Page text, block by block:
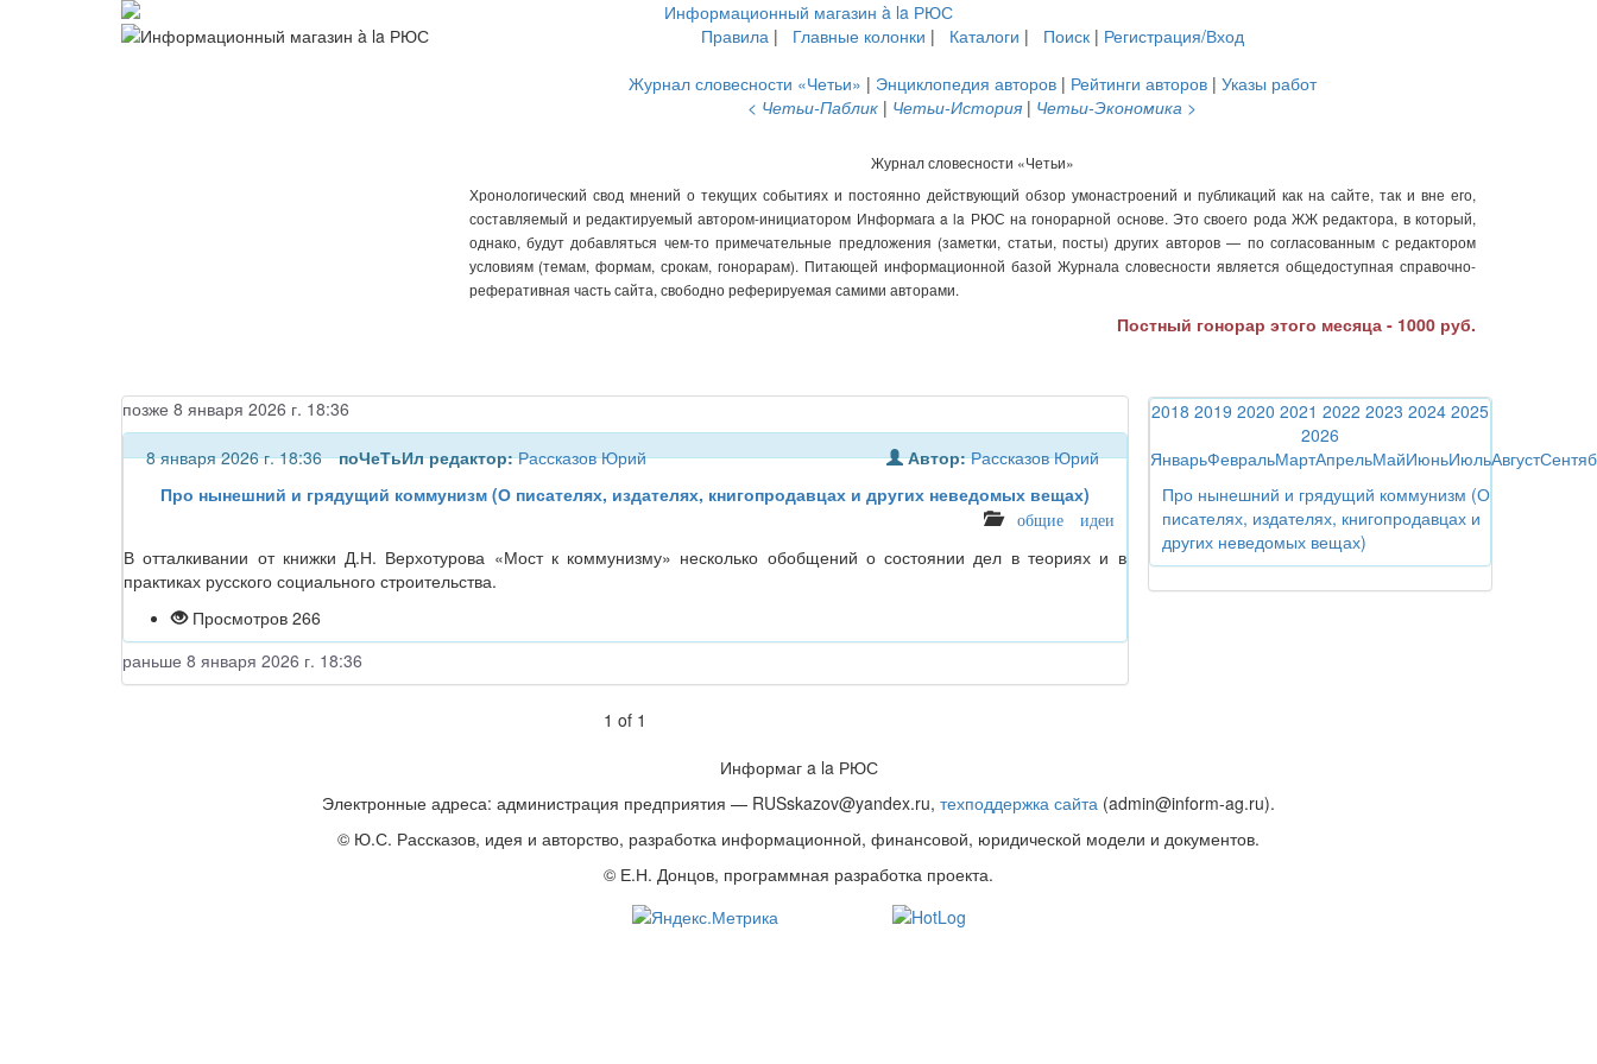
Правила| Главные колонки | Каталоги | Поиск| Регистрация/Вход
Журнал словесности «Четьи» | Энциклопедия авторов| Рейтинги авторов| Указы работ
< Четьи-Паблик | Четьи-История | Четьи-Экономика >
Журнал словесности «Четьи»
Хронологический свод мнений о текущих событиях и постоянно действующий обзор умонастроений и публикаций как на сайте, так и вне его,
составляемый и редактируемый автором-инициатором Информага a la РЮС на гонорарной основе. Это своего рода ЖЖ редактора, в который,
однако, будут добавляться чем-то примечательные предложения (заметки, статьи, посты) других авторов — по согласованным с редактором
условиям (темам, формам, срокам, гонорарам). Питающей информационной базой Журнала словесности является общедоступная справочно-
реферативная часть сайта, свободно реферируемая самими авторами.
Постный гонорар этого месяца - 1000 руб.
2018 2019 2020 2021 2022 2023 2024 2025
2026
ЯнварьФевральМартАпрельМайИюньИюльАвгуст
Про нынешний и грядущий коммунизм (О
писателях, издателях, книгопродавцах и
других неведомых вещах)
позже 8 января 2026 г. 18:36
8 января 2026 г. 18:36 поЧеТьИл редактор: Рассказов Юрий Автор: Рассказов Юрий
Про нынешний и грядущий коммунизм (О писателях, издателях, книгопродавцах и других неведомых вещах)
общие идеи
В отталкивании от книжки Д.Н. Верхотурова «Мост к коммунизму» несколько обобщений о состоянии дел в теориях и в
практиках русского социального строительства.
Просмотров 266
раньше 8 января 2026 г. 18:36
1 of 1
Информаг a la РЮС
Электронные адреса: администрация предприятия — RUSskazov@yandex.ru, техподдержка сайта (admin@inform-ag.ru).
© Ю.С. Рассказов, идея и авторство, разработка информационной, финансовой, юридической модели и документов.
© Е.Н. Донцов, программная разработка проекта.